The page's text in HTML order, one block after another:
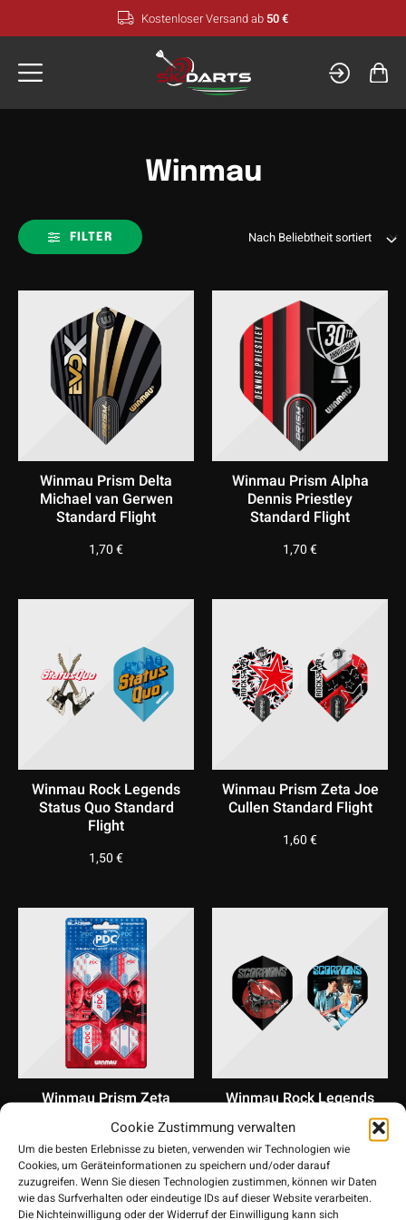
Cookie Zustimmung verwalten
Um die besten Erlebnisse zu bieten, verwenden wir Technologien wie
Cookies, um Geräteinformationen zu speichern und/oder darauf
zuzugreifen. Wenn Sie diesen Technologien zustimmen, können wir Daten
wie das Surfverhalten oder eindeutige IDs auf dieser Website verarbeiten.
Die Nichteinwilligung oder der Widerruf der Einwilligung kann sich
Inhalt
Kostenloser Versand ab 50 €
Winmau
FILTER
Winmau Prism Delta
Michael van Gerwen
Standard Flight
1,70€
Winmau Prism Alpha
Dennis Priestley
Standard Flight
1,70€
Winmau Rock Legends
Status Quo Standard
Flight
1,50€
Winmau Prism Zeta Joe
Cullen Standard Flight
1,60€
Winmau Prism Zeta
PDC Standard Flight
Pack
8,95€
Winmau Rock Legends
Scorpions Standard
Flight
1,50€